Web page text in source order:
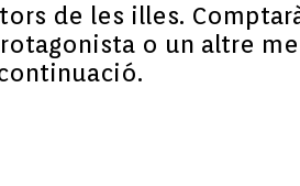
de les illes.
o un altre